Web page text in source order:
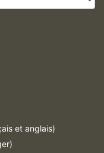
et anglais)